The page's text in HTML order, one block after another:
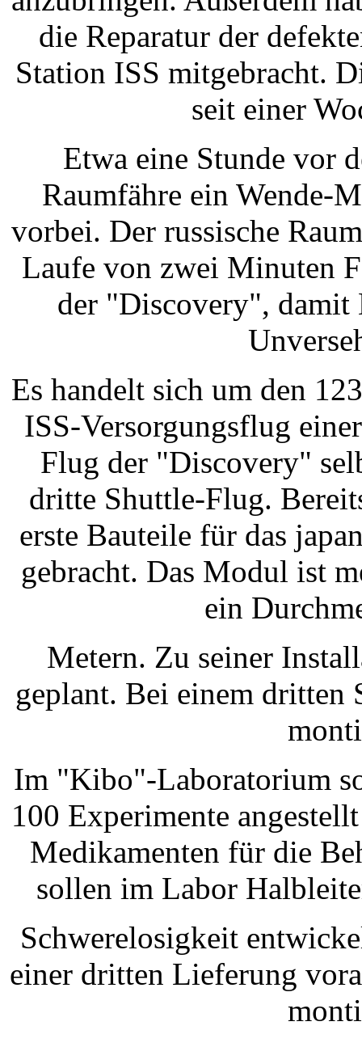
die Reparatur der
Station ISS mitgebracht.
seit einer
Etwa eine Stunde vor
Raumfähre ein Wende-
vorbei. Der russische
Laufe von zwei Minuten
der "Discovery", damit
Es handelt sich um den
ISS-Versorgungsflug
Flug der "Discovery"
dritte Shuttle-Flug.
erste Bauteile für das
gebracht. Das Modul ist
ein
Metern. Zu seiner
geplant. Bei einem dritten
Im "Kibo"-Laboratorium
100 Experimente
Medikamenten für die
sollen im Labor
Schwerelosigkeit
einer dritten Lieferung